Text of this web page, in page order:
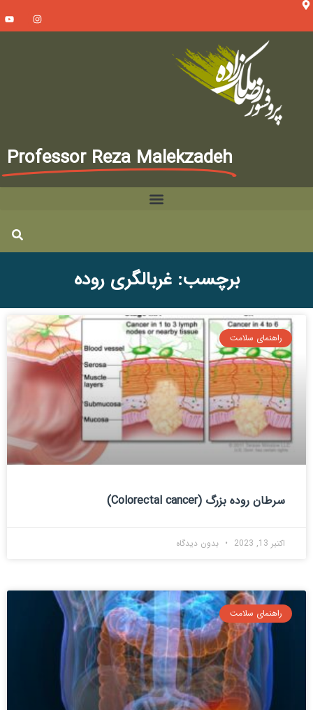
Professor Reza Malekzadeh
برچسب: غربالگری روده
راهنمای سلامت
سرطان روده بزرگ (Colorectal cancer)
اکتبر 13, 2023 بدون دیدگاه
راهنمای سلامت